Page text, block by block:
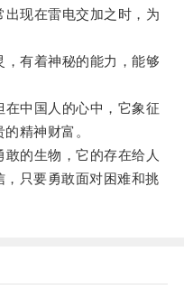
现在雷电交加之时，为
有着神秘的能力，能够
中国人的心中，它象征
精神财富。
的生物，它的存在给人
只要勇敢面对困难和挑